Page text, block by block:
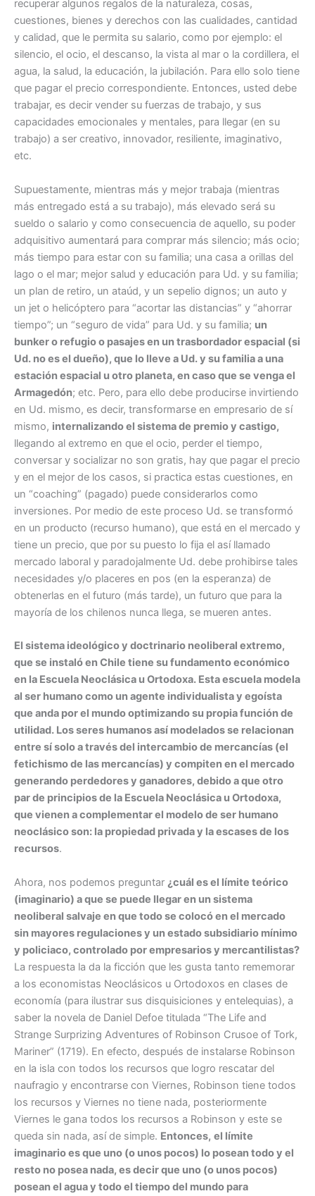
recuperar algunos regalos de la naturaleza, cosas,
cuestiones, bienes y derechos con las cualidades, cantidad
y calidad, que le permita su salario, como por ejemplo: el
silencio, el ocio, el descanso, la vista al mar o la cordillera, el
agua, la salud, la educación, la jubilación. Para ello solo tiene
que pagar el precio correspondiente. Entonces, usted debe
trabajar, es decir vender su fuerzas de trabajo, y sus
capacidades emocionales y mentales, para llegar (en su
trabajo) a ser creativo, innovador, resiliente, imaginativo,
etc.
Supuestamente, mientras más y mejor trabaja (mientras
más entregado está a su trabajo), más elevado será su
sueldo o salario y como consecuencia de aquello, su poder
adquisitivo aumentará para comprar más silencio; más ocio;
más tiempo para estar con su familia; una casa a orillas del
lago o el mar; mejor salud y educación para Ud. y su familia;
un plan de retiro, un ataúd, y un sepelio dignos; un auto y
un jet o helicóptero para “acortar las distancias” y “ahorrar
tiempo”; un “seguro de vida” para Ud. y su familia; un
bunker o refugio o pasajes en un trasbordador espacial (si
Ud. no es el dueño), que lo lleve a Ud. y su familia a una
estación espacial u otro planeta, en caso que se venga el
Armagedón; etc. Pero, para ello debe producirse invirtiendo
en Ud. mismo, es decir, transformarse en empresario de sí
mismo, internalizando el sistema de premio y castigo,
llegando al extremo en que el ocio, perder el tiempo,
conversar y socializar no son gratis, hay que pagar el precio
y en el mejor de los casos, si practica estas cuestiones, en
un “coaching” (pagado) puede considerarlos como
inversiones. Por medio de este proceso Ud. se transformó
en un producto (recurso humano), que está en el mercado y
tiene un precio, que por su puesto lo fija el así llamado
mercado laboral y paradojalmente Ud. debe prohibirse tales
necesidades y/o placeres en pos (en la esperanza) de
obtenerlas en el futuro (más tarde), un futuro que para la
mayoría de los chilenos nunca llega, se mueren antes.
El sistema ideológico y doctrinario neoliberal extremo,
que se instaló en Chile tiene su fundamento económico
en la Escuela Neoclásica u Ortodoxa. Esta escuela modela
al ser humano como un agente individualista y egoísta
que anda por el mundo optimizando su propia función de
utilidad. Los seres humanos así modelados se relacionan
entre sí solo a través del intercambio de mercancías (el
fetichismo de las mercancías) y compiten en el mercado
generando perdedores y ganadores, debido a que otro
par de principios de la Escuela Neoclásica u Ortodoxa,
que vienen a complementar el modelo de ser humano
neoclásico son: la propiedad privada y la escases de los
recursos.
Ahora, nos podemos preguntar ¿cuál es el límite teórico
(imaginario) a que se puede llegar en un sistema
neoliberal salvaje en que todo se colocó en el mercado
sin mayores regulaciones y un estado subsidiario mínimo
y policiaco, controlado por empresarios y mercantilistas?
La respuesta la da la ficción que les gusta tanto rememorar
a los economistas Neoclásicos u Ortodoxos en clases de
economía (para ilustrar sus disquisiciones y entelequias), a
saber la novela de Daniel Defoe titulada “The Life and
Strange Surprizing Adventures of Robinson Crusoe of Tork,
Mariner” (1719). En efecto, después de instalarse Robinson
en la isla con todos los recursos que logro rescatar del
naufragio y encontrarse con Viernes, Robinson tiene todos
los recursos y Viernes no tiene nada, posteriormente
Viernes le gana todos los recursos a Robinson y este se
queda sin nada, así de simple. Entonces, el límite
imaginario es que uno (o unos pocos) lo posean todo y el
resto no posea nada, es decir que uno (o unos pocos)
posean el agua y todo el tiempo del mundo para